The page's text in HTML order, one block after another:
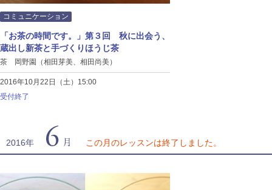
コミュニケーション
「お茶の時間です。」第３回 秋に出会う、
蔵出し新茶と手づくりほうじ茶
茶 岡野園（相田芽美、相田尚美）
2016年10月22日（土）15:00
受付終了
2016年 この月のレッスンは終了しました。